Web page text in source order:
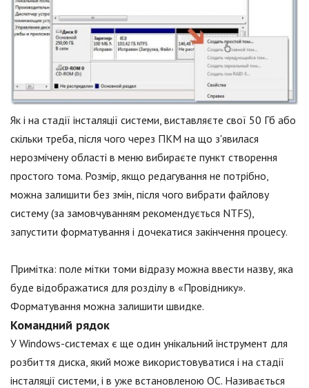
Як і на стадії інсталяції системи, виставляєте свої 50 Гб або
скільки треба, після чого через ПКМ на що з'явилася
нерозмічену області в меню вибираєте пункт створення
простого тома. Розмір, якщо редагування не потрібно,
можна залишити без змін, після чого вибрати файлову
систему (за замовчуванням рекомендується NTFS),
запустити форматування і дочекатися закінчення процесу.
Примітка: поле мітки томи відразу можна ввести назву, яка
буде відображатися для розділу в «Провіднику».
Форматування можна залишити швидке.
Командний рядок
У Windows-системах є ще один унікальний інструмент для
розбиття диска, який може використовуватися і на стадії
інсталяції системи, і в уже встановленою ОС. Називається